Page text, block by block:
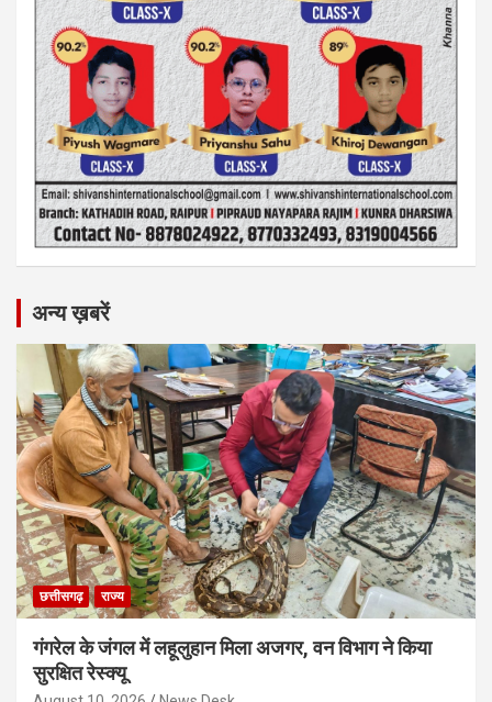
अन्य ख़बरें
छत्तीसगढ़ राज्य
गंगरेल के जंगल में लहूलुहान मिला अजगर, वन विभाग ने किया
सुरक्षित रेस्क्यू